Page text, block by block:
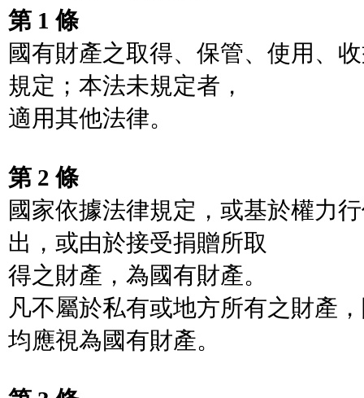
第 1 條
國有財產之取得、保管、使用、
規定；本法未規定者，
適用其他法律。
第 2 條
國家依據法律規定，或基於權力
出，或由於接受捐贈所取
得之財產，為國有財產。
凡不屬於私有或地方所有之財產
均應視為國有財產。